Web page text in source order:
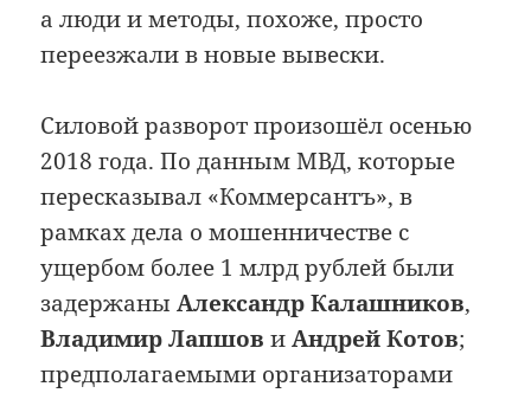
а люди и методы, похоже, просто
переезжали в новые вывески.
Силовой разворот произошёл осенью
2018 года. По данным МВД, которые
пересказывал «Коммерсантъ», в
рамках дела о мошенничестве с
ущербом более 1 млрд рублей были
задержаныАлександр Калашников,
Владимир Лапшов иАндрей Котов;
предполагаемыми организаторами